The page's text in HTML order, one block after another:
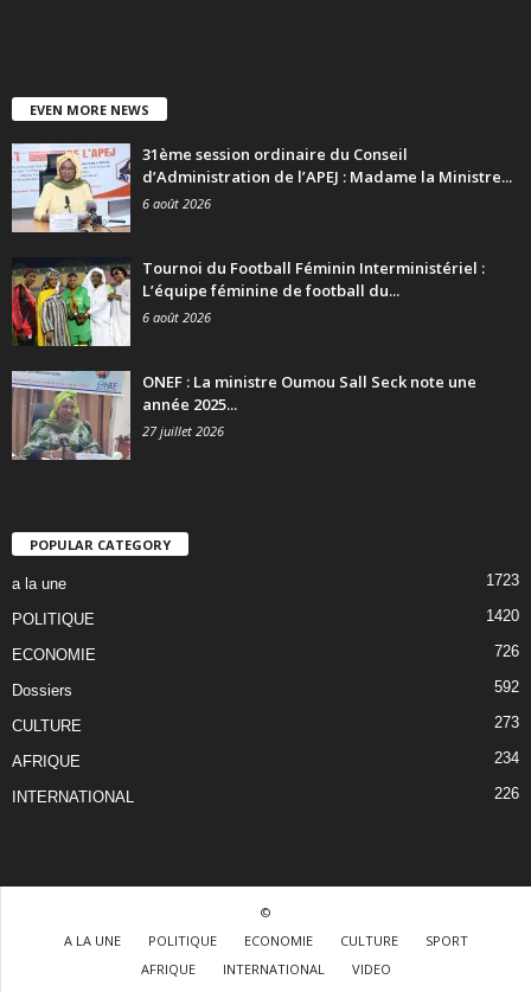
EVEN MORE NEWS
31ème session ordinaire du Conseil
d’Administration de l’APEJ : Madame la Ministre...
6 août 2026
Tournoi du Football Féminin Interministériel :
L’équipe féminine de football du...
6 août 2026
ONEF : La ministre Oumou Sall Seck note une
année 2025...
27 juillet 2026
POPULAR CATEGORY
a la une 1723
POLITIQUE 1420
ECONOMIE 726
Dossiers 592
CULTURE 273
AFRIQUE 234
INTERNATIONAL 226
©
A LA UNE
POLITIQUE ECONOMIE CULTURE
SPORT
AFRIQUE
INTERNATIONAL VIDEO